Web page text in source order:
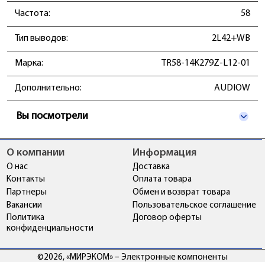
Частота: 58
Тип выводов: 2L42+WB
Марка: TR58-14K279Z-L12-01
Дополнительно: AUDIOW
Вы посмотрели
О компании
О нас
Контакты
Партнеры
Вакансии
Политика
конфиденциальности
Информация
Доставка
Оплата товара
Обмен и возврат товара
Пользовательское соглашение
Договор оферты
©2026, «МИРЭКОМ» – Электронные компоненты